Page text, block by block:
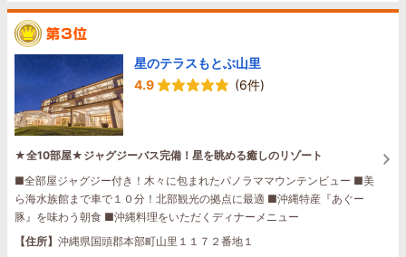
星のテラスもとぶ山里
4.9
(6件)
★全10部屋★ジャグジーバス完備！星を眺める癒しのリゾート
■全部屋ジャグジー付き！木々に包まれたパノラママウンテンビュー ■美
ら海水族館まで車で１０分！北部観光の拠点に最適 ■沖縄特産『あぐー
豚』を味わう朝食 ■沖縄料理をいただくディナーメニュー
【住所】 沖縄県国頭郡本部町山里１１７２番地１